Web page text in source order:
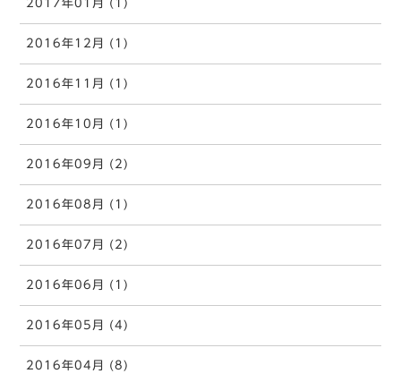
2017年01月 (1)
2016年12月 (1)
2016年11月 (1)
2016年10月 (1)
2016年09月 (2)
2016年08月 (1)
2016年07月 (2)
2016年06月 (1)
2016年05月 (4)
2016年04月 (8)